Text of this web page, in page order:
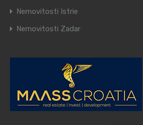
Nemovitosti Istrie
Nemovitosti Zadar